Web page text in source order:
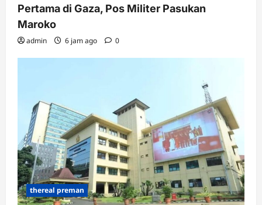
Pertama di Gaza, Pos Militer Pasukan
Maroko
admin 6 jam ago 0
thereal preman